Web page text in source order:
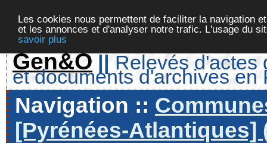
Les cookies nous permettent de faciliter la navigation
et les annonces et d'analyser notre trafic. L'usage du
savoir plus
Gen&O || Relevés d'actes
et documents d'archives en
Navigation ::
[Pyrénées-Atlantiques]